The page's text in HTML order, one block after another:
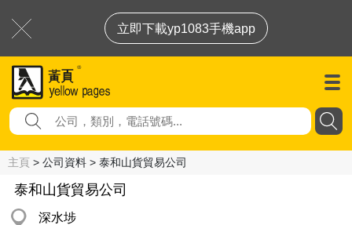
立即下載yp1083手機app
主頁 > 公司資料 > 泰和山貨貿易公司
泰和山貨貿易公司
深水埗